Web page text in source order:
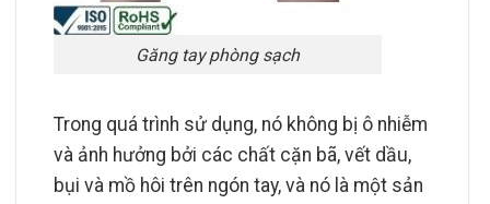
Găng tay phòng sạch
Trong quá trình sử dụng, nó không bị ô nhiễm
và ảnh hưởng bởi các chất cặn bã, vết dầu,
bụi và mồ hôi trên ngón tay, và nó là một sản